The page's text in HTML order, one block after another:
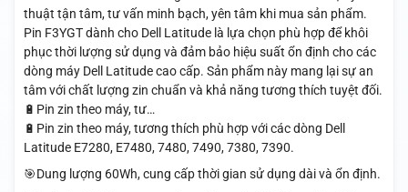
thuật tận tâm, tư vấn minh bạch, yên tâm khi mua sản phẩm.
Pin F3YGT dành cho Dell Latitude là lựa chọn phù hợp để khôi
phục thời lượng sử dụng và đảm bảo hiệu suất ổn định cho các
dòng máy Dell Latitude cao cấp. Sản phẩm này mang lại sự an
tâm với chất lượng zin chuẩn và khả năng tương thích tuyệt đối.
🔋Pin zin theo máy, tư…
🔋Pin zin theo máy, tương thích phù hợp với các dòng Dell
Latitude E7280, E7480, 7480, 7490, 7380, 7390.
🎯Dung lượng 60Wh, cung cấp thời gian sử dụng dài và ổn định.